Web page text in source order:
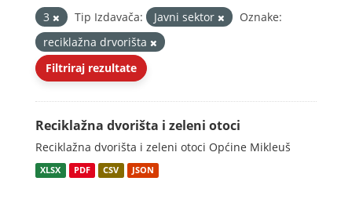
3
Tip Izdavača: Javni sektor
Oznake:
reciklažna drvorišta
Filtriraj rezultate
Reciklažna dvorišta i zeleni otoci
Reciklažna dvorišta i zeleni otoci Općine Mikleuš
XLSX PDF CSV JSON